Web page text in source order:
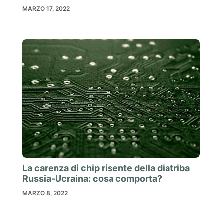
MARZO 17, 2022
La carenza di chip risente della diatriba
Russia-Ucraina: cosa comporta?
MARZO 8, 2022